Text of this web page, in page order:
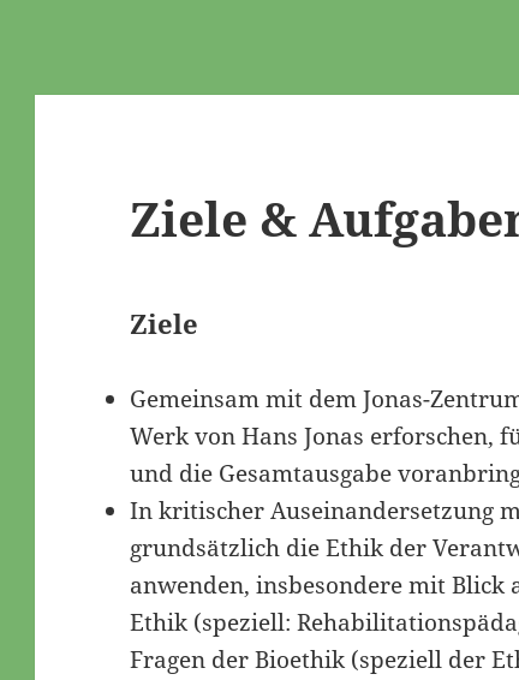
Ziele &
Ziele
Gemeinsam mit dem Jonas-
Werk von Hans Jonas erforschen,
und die Gesamtausgabe
In kritischer Auseinandersetzung
grundsätzlich die Ethik der
anwenden, insbesondere mit Blick
Ethik (speziell:
Fragen der Bioethik (speziell der